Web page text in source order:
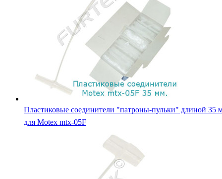
Пластиковые соединители "патроны-пульки" длиной 35
для Motex mtx-05F